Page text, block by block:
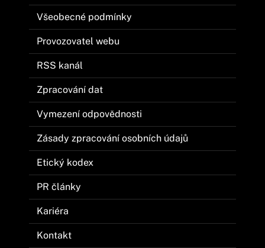
Všeobecné podmínky
Provozovatel webu
RSS kanál
Zpracování dat
Vymezení odpovědnosti
Zásady zpracování osobních údajů
Etický kodex
PR články
Kariéra
Kontakt